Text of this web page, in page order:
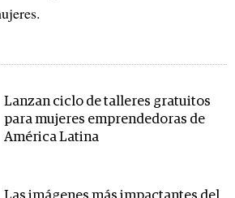
Lanzan ciclo de talleres gratuitos
para mujeres emprendedoras de
América Latina